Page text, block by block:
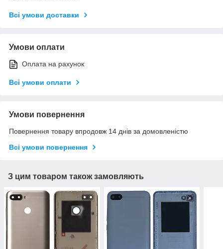
Всі умови доставки
Умови оплати
Оплата на рахунок
Всі умови оплати
Умови повернення
Повернення товару впродовж 14 днів за домовленістю
Всі умови повернення
З цим товаром також замовляють